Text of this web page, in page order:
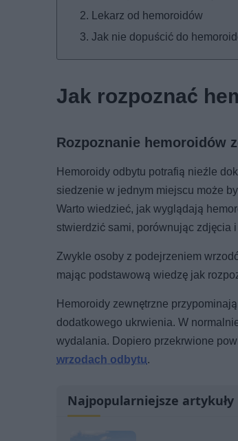
Lekarz od hemoroidów
Jak nie dopuścić do
Jak rozpoznać
Rozpoznanie hemoroidów
Hemoroidy odbytu potrafią nieźle
siedzenie w jednym miejscu może
Warto wiedzieć, jak wyglądają
stwierdzić sami, porównując zdjęcia
Zwykle osoby z podejrzeniem
mając podstawową wiedzę jak
Hemoroidy zewnętrzne
dodatkowego ukrwienia. W
wydalania. Dopiero przekrwione
wrzodach odbytu.
Najpopularniejsze artykuły